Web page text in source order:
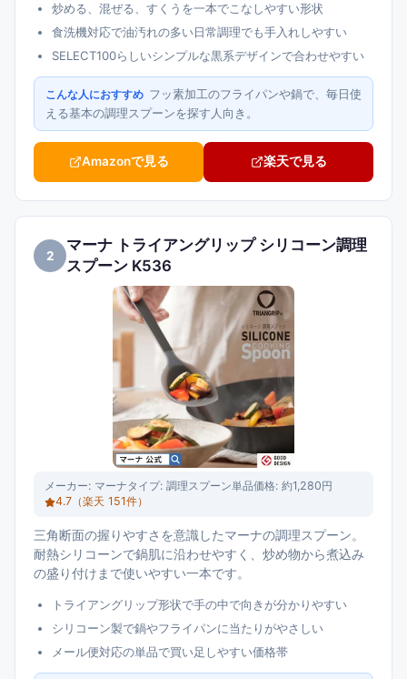
炒める、混ぜる、すくうを一本でこなしやすい形状
食洗機対応で油汚れの多い日常調理でも手入れしやすい
SELECT100らしいシンプルな黒系デザインで合わせやすい
こんな人におすすめ フッ素加工のフライパンや鍋で、毎日使
える基本の調理スプーンを探す人向き。
Amazonで見る 楽天で見る
2
マーナ トライアングリップ シリコーン調理
スプーン K536
メーカー: マーナタイプ: 調理スプーン単品価格: 約1,280円
4.7 （楽天 151件）
三角断面の握りやすさを意識したマーナの調理スプーン。
耐熱シリコーンで鍋肌に沿わせやすく、炒め物から煮込み
の盛り付けまで使いやすい一本です。
トライアングリップ形状で手の中で向きが分かりやすい
シリコーン製で鍋やフライパンに当たりがやさしい
メール便対応の単品で買い足しやすい価格帯